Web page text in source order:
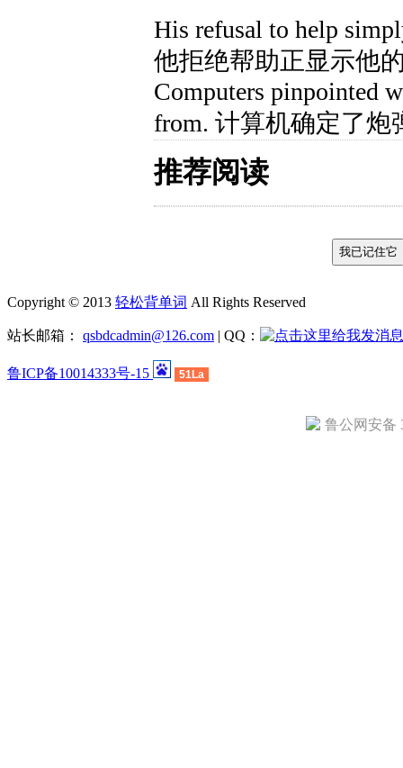
His refusal to help
他拒绝帮助正显示他
Computers pinpointed
from. 计算机确定了炮
推荐阅读
Copyright © 2013 轻松背单词 All Rights Reserved
站长邮箱： qsbdcadmin@126.com | QQ：
鲁ICP备10014333号-15 51La
鲁公网安备